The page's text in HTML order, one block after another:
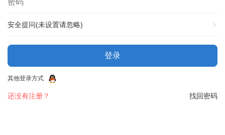
安全提问(未设置请忽略)
登录
其他登录方式
找回密码
还没有注册？